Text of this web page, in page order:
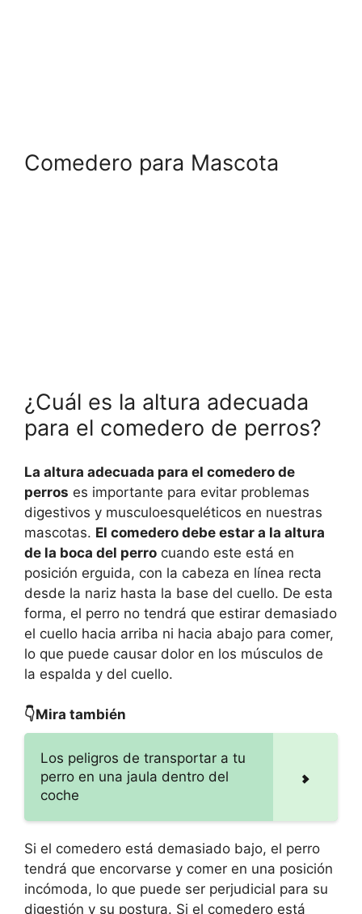
Comedero para Mascota
¿Cuál es la altura adecuada
para el comedero de perros?
La altura adecuada para el comedero de
perros es importante para evitar problemas
digestivos y musculoesqueléticos en nuestras
mascotas. El comedero debe estar a la altura
de la boca del perro cuando este está en
posición erguida, con la cabeza en línea recta
desde la nariz hasta la base del cuello. De esta
forma, el perro no tendrá que estirar demasiado
el cuello hacia arriba ni hacia abajo para comer,
lo que puede causar dolor en los músculos de
la espalda y del cuello.
👇Mira también
Los peligros de transportar a tu
perro en una jaula dentro del
coche
Si el comedero está demasiado bajo, el perro
tendrá que encorvarse y comer en una posición
incómoda, lo que puede ser perjudicial para su
digestión y su postura. Si el comedero está